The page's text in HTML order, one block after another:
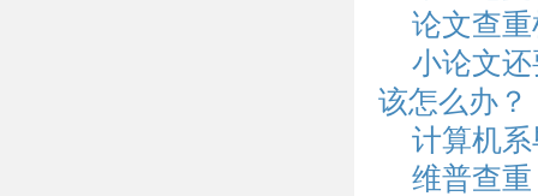
论文查
小论文
该怎么办？
计算机
维普查